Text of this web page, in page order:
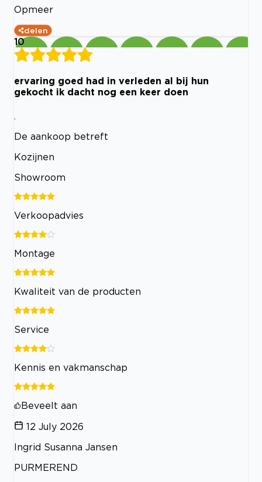
Opmeer
delen
10
ervaring goed had in verleden al bij hun
gekocht ik dacht nog een keer doen
.
De aankoop betreft
Kozijnen
Showroom
Verkoopadvies
Montage
Kwaliteit van de producten
Service
Kennis en vakmanschap
Beveelt aan
12 July 2026
Ingrid Susanna Jansen
PURMEREND